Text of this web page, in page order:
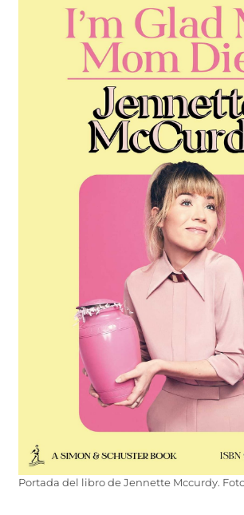
Portada del libro de Jennette Mccurdy.